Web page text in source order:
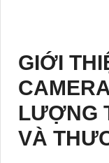
GIỚI
LƯỢNG
VÀ